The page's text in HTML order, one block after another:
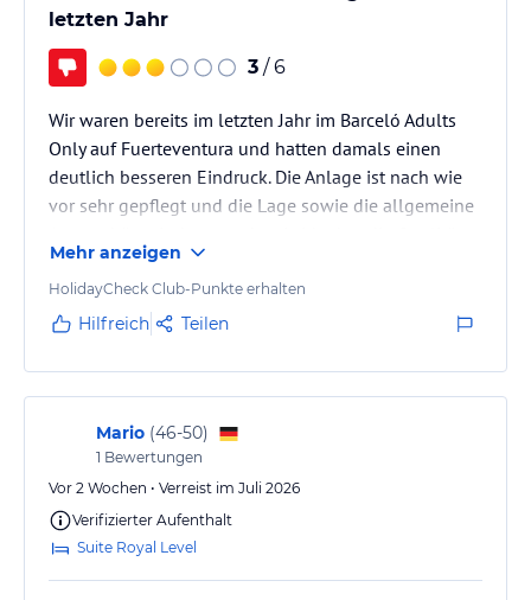
letzten Jahr
3 / 6
Wir waren bereits im letzten Jahr im Barceló Adults
Only auf Fuerteventura und hatten damals einen
deutlich besseren Eindruck. Die Anlage ist nach wie
vor sehr gepflegt und die Lage sowie die allgemeine
im Vergleich zum Vorjahr nachgelassen.
Unser Zimmer war inzwischen deutlich in die Jahre
Ecken und Kanten waren stark beschädigt. Auch die
Sauberkeit entsprach nicht mehr dem Standard, den
wir vom letzten…
Mehr anzeigen
HolidayCheck Club-Punkte erhalten
Hilfreich Teilen
Mario (46-50)
1 Bewertungen
Vor 2 Wochen • Verreist im Juli 2026
Verifizierter Aufenthalt
Suite Royal Level